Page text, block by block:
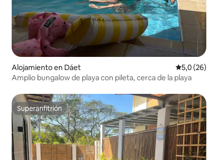
Alojamiento en Dáet Calificación
5,0 (26)
Amplio bungalow de playa con pileta, cerca de la playa
Superanfitrión
Superanfitrión